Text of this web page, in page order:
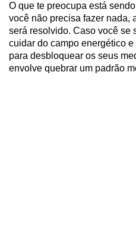
O que te preocupa está
você não precisa fazer nada,
será resolvido. Caso você se
cuidar do campo energético
para desbloquear os seus
envolve quebrar um padrão